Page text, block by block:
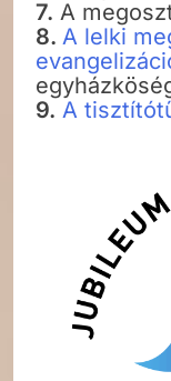
7. A
8. A lelki
9. A